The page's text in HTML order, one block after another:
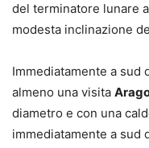
del terminatore lunare
modesta inclinazione
Immediatamente a sud
almeno una visita
diametro e con una
immediatamente a sud